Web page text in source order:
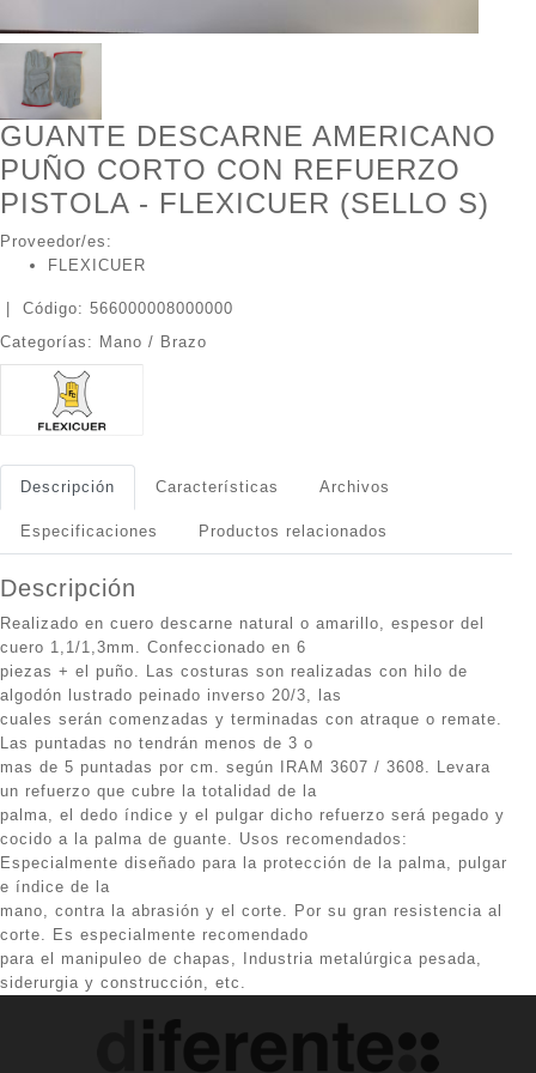
GUANTE DESCARNE AMERICANO
PUÑO CORTO CON REFUERZO
PISTOLA - FLEXICUER (SELLO S)
Proveedor/es:
FLEXICUER
Código: 566000008000000
Categorías: Mano / Brazo
Descripción Características Archivos
Especificaciones Productos relacionados
Descripción
Realizado en cuero descarne natural o amarillo, espesor del
cuero 1,1/1,3mm. Confeccionado en 6
piezas + el puño. Las costuras son realizadas con hilo de
algodón lustrado peinado inverso 20/3, las
cuales serán comenzadas y terminadas con atraque o remate.
Las puntadas no tendrán menos de 3 o
mas de 5 puntadas por cm. según IRAM 3607 / 3608. Levara
un refuerzo que cubre la totalidad de la
palma, el dedo índice y el pulgar dicho refuerzo será pegado y
cocido a la palma de guante. Usos recomendados:
Especialmente diseñado para la protección de la palma, pulgar
e índice de la
mano, contra la abrasión y el corte. Por su gran resistencia al
corte. Es especialmente recomendado
para el manipuleo de chapas, Industria metalúrgica pesada,
siderurgia y construcción, etc.